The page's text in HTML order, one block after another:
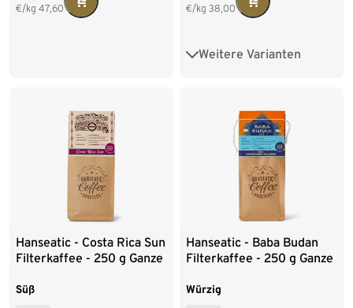
€/kg 47,60 €/kg 38,00
Weitere Varianten
250 g Ganze Bohne
Hanseatic - Costa Rica Sun
Filterkaffee - 250 g Ganze
Süß
Hanseatic - Baba Budan
Filterkaffee - 250 g Ganze
Würzig